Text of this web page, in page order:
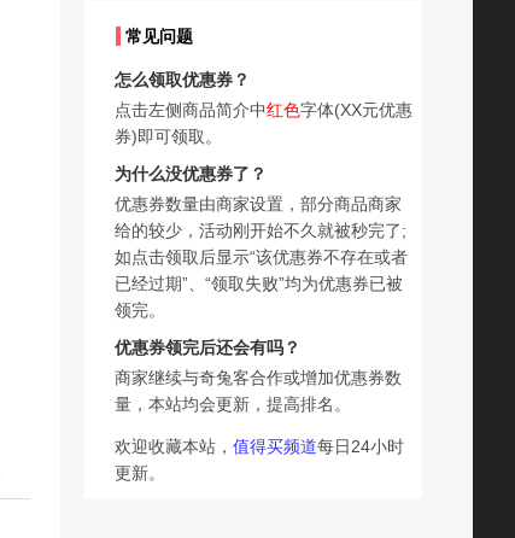
常见问题
怎么领取优惠券？
点击左侧商品简介中红色字体(XX元优惠
券)即可领取。
为什么没优惠券了？
优惠券数量由商家设置，部分商品商家
给的较少，活动刚开始不久就被秒完了;
如点击领取后显示“该优惠券不存在或者
已经过期”、“领取失败”均为优惠券已被
领完。
优惠券领完后还会有吗？
商家继续与奇兔客合作或增加优惠券数
量，本站均会更新，提高排名。
欢迎收藏本站， 值得买频道每日24小时
更新。